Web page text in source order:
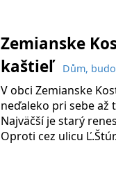
Zemianske
kaštieľ Dům,
V obci Zemianske
neďaleko pri sebe až
Najväčší je starý
Oproti cez ulicu